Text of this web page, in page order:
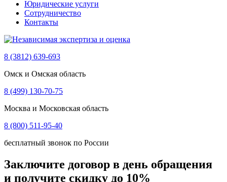
Юридические услуги
Сотрудничество
Контакты
8 (3812) 639-693
Омск и Омская область
8 (499) 130-70-75
Москва и Московская область
8 (800) 511-95-40
бесплатный звонок по России
Заключите договор в день обращения
и получите скидку до 10%